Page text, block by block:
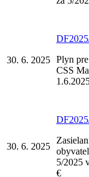
30. 6. 2025 Plyn
CSS
30. 6. 2025
5/2025
€